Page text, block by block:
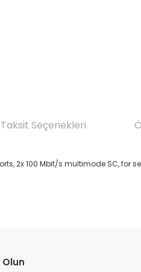
Taksit Seçenekleri
2x 100 Mbit/s multimode SC,
Olun